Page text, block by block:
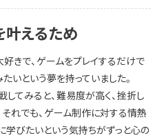
えるため
きで、ゲームをプレイするだけで
いという夢を持っていました。
てみると、難易度が高く、挫折し
れでも、ゲーム制作に対する情熱
学びたいという気持ちがずっと心の